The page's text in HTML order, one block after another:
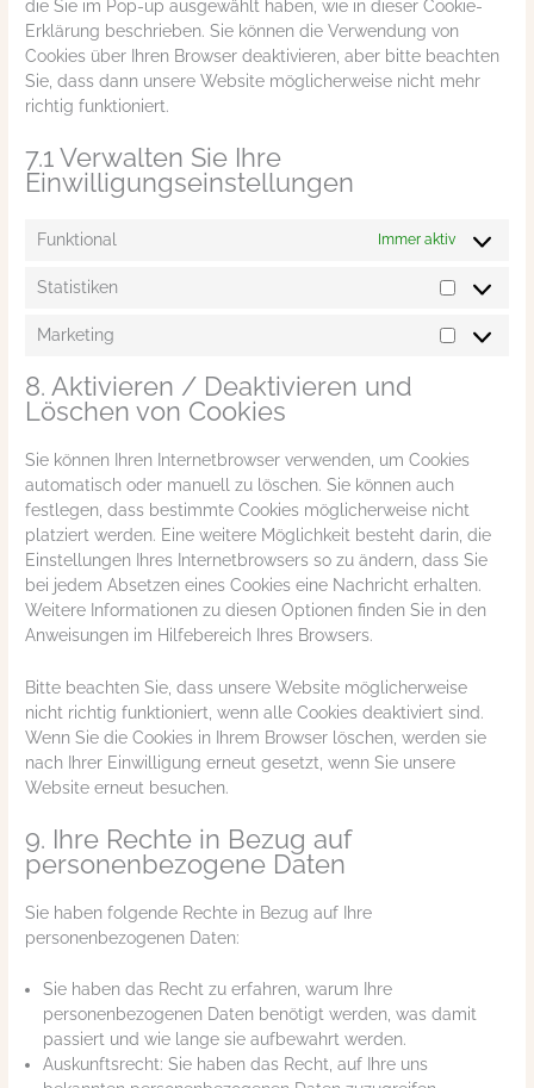
die Sie im Pop-up ausgewählt haben, wie in dieser Cookie-
Erklärung beschrieben. Sie können die Verwendung von
Cookies über Ihren Browser deaktivieren, aber bitte beachten
Sie, dass dann unsere Website möglicherweise nicht mehr
richtig funktioniert.
7.1 Verwalten Sie Ihre
Einwilligungseinstellungen
Funktional Immer aktiv
Statistiken
Marketing
8. Aktivieren / Deaktivieren und
Löschen von Cookies
Sie können Ihren Internetbrowser verwenden, um Cookies
automatisch oder manuell zu löschen. Sie können auch
festlegen, dass bestimmte Cookies möglicherweise nicht
platziert werden. Eine weitere Möglichkeit besteht darin, die
Einstellungen Ihres Internetbrowsers so zu ändern, dass Sie
bei jedem Absetzen eines Cookies eine Nachricht erhalten.
Weitere Informationen zu diesen Optionen finden Sie in den
Anweisungen im Hilfebereich Ihres Browsers.
Bitte beachten Sie, dass unsere Website möglicherweise
nicht richtig funktioniert, wenn alle Cookies deaktiviert sind.
Wenn Sie die Cookies in Ihrem Browser löschen, werden sie
nach Ihrer Einwilligung erneut gesetzt, wenn Sie unsere
Website erneut besuchen.
9. Ihre Rechte in Bezug auf
personenbezogene Daten
Sie haben folgende Rechte in Bezug auf Ihre
personenbezogenen Daten:
Sie haben das Recht zu erfahren, warum Ihre
personenbezogenen Daten benötigt werden, was damit
passiert und wie lange sie aufbewahrt werden.
Auskunftsrecht: Sie haben das Recht, auf Ihre uns